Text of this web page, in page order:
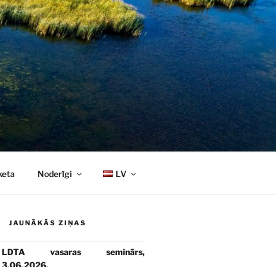
Noderīgi LV
JAUNĀKĀS ZIŅAS
LDTA vasaras seminārs,
3.06.2026.